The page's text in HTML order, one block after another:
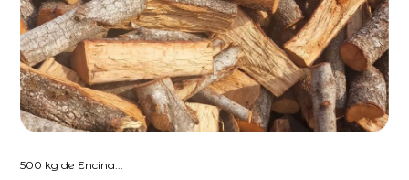
500 kg de Encina...